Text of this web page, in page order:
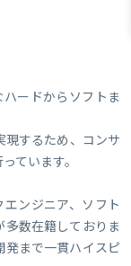
ードからソフトま
現するため、コンサ
ています。
エンジニア、ソフト
多数在籍しておりま
発まで一貫ハイスピ